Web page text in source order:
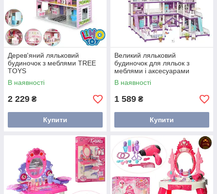
Дерев'яний ляльковий
будиночок з меблями TREE
TOYS
В наявності
2 229 ₴
Купити
Великий ляльковий
будиночок для ляльок з
меблями і аксесуарами
В наявності
1 589 ₴
Купити